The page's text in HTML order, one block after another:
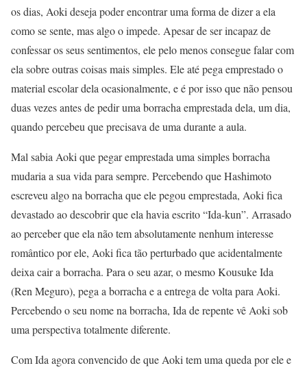
os dias, Aoki deseja poder encontrar uma forma de dizer a ela
como se sente, mas algo o impede. Apesar de ser incapaz de
confessar os seus sentimentos, ele pelo menos consegue falar com
ela sobre outras coisas mais simples. Ele até pega emprestado o
material escolar dela ocasionalmente, e é por isso que não pensou
duas vezes antes de pedir uma borracha emprestada dela, um dia,
quando percebeu que precisava de uma durante a aula.
Mal sabia Aoki que pegar emprestada uma simples borracha
mudaria a sua vida para sempre. Percebendo que Hashimoto
escreveu algo na borracha que ele pegou emprestada, Aoki fica
devastado ao descobrir que ela havia escrito “Ida-kun”. Arrasado
ao perceber que ela não tem absolutamente nenhum interesse
romântico por ele, Aoki fica tão perturbado que acidentalmente
deixa cair a borracha. Para o seu azar, o mesmo Kousuke Ida
(Ren Meguro), pega a borracha e a entrega de volta para Aoki.
Percebendo o seu nome na borracha, Ida de repente vê Aoki sob
uma perspectiva totalmente diferente.
Com Ida agora convencido de que Aoki tem uma queda por ele e